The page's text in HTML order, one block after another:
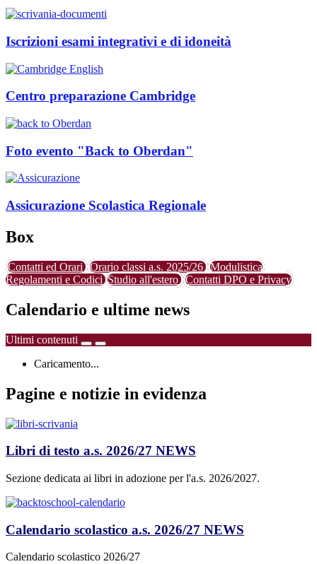
Iscrizioni esami integrativi e di idoneità
Centro preparazione Cambridge
Foto evento "Back to Oberdan"
Assicurazione Scolastica Regionale
Box
Contatti ed Orari Orario classi a.s. 2025/26 Modulistica
Regolamenti e CodiciStudio all'estero Contatti DPO e Privacy
Calendario e ultime news
Ultimi contenuti
Caricamento...
Pagine e notizie in evidenza
Libri di testo a.s. 2026/27 NEWS
Sezione dedicata ai libri in adozione per l'a.s. 2026/2027.
Calendario scolastico a.s. 2026/27 NEWS
Calendario scolastico 2026/27